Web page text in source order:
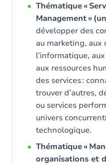
Thématique «
Management »
développer des
au marketing, aux
l’informatique,
aux ressources
des services :
trouver d’autres,
ou services
univers
technologique.
Thématique «
organisations et